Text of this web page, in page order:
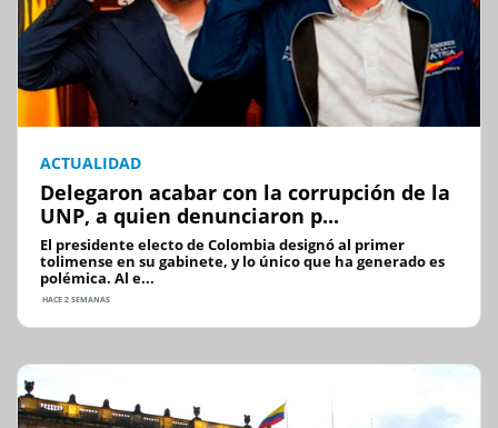
ACTUALIDAD
Delegaron acabar con la corrupción de la
UNP, a quien denunciaron p...
El presidente electo de Colombia designó al primer
tolimense en su gabinete, y lo único que ha generado es
polémica. Al e...
HACE 2 SEMANAS